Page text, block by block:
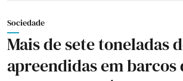
Sociedade
Mais de sete toneladas
apreendidas em barcos